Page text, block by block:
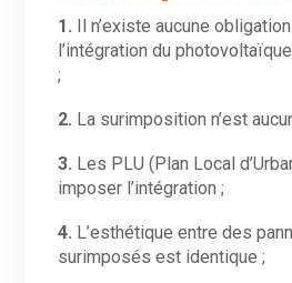
1. Il n’existe aucune
l’intégration du
;
2. La surimposition n’est
3. Les PLU (Plan Local
imposer l’intégration ;
4. L’esthétique entre des
surimposés est identique ;